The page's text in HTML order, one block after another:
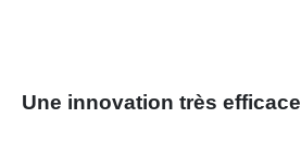
Une innovation très efficace